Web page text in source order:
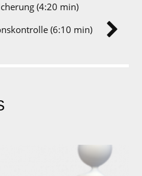
(4:20 min)
(6:10 min)